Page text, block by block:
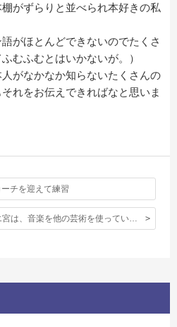
がずらりと並べられ本好きの私
がほとんどできないのでたくさ
むふむとはいかないが。）
がなかなか知らないたくさんの
れをお伝えできればなと思いま
チを迎えて練習